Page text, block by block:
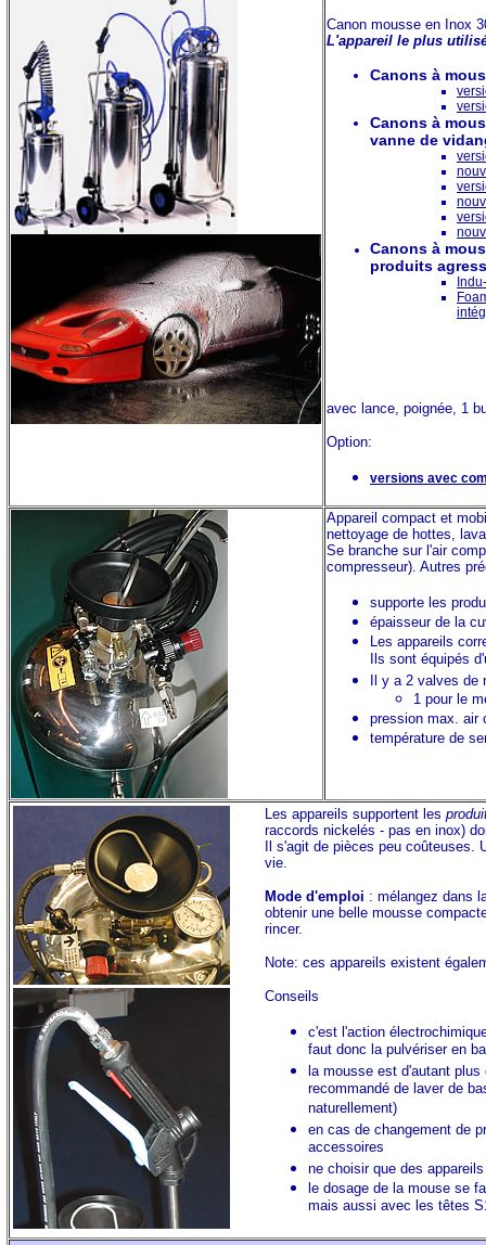
Canon mousse en Inox
L'appareil le plus
Canons à
Canons à
vanne de
Canons à m
produits
avec lance, poignée, 1
Option:
versions avec
Appareil compact et
nettoyage de hottes,
Se branche sur l'air
compresseur). Autres
supporte les
épaisseur de la
Les appareils
Ils sont équipés
Il y a 2 valves
1 pour le
pression max. air
température de
Les appareils supportent les
raccords nickelés - pas en inox)
Il s'agit de pièces peu coûteuses.
vie.
Mode d'emploi : mélangez dans
obtenir une belle mousse
rincer.
Note: ces appareils existent
Conseils
c'est l'action
faut donc la pulvériser en
la mousse est d'autant
recommandé de laver de
naturellement)
en cas de changement de
accessoires
ne choisir que des
le dosage de la mouse se
mais aussi avec les têtes